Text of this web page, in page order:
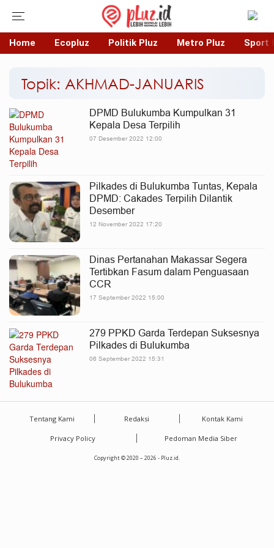
Home Ecopluz Politik Pluz Metro Pluz Sport
Topik: AKHMAD-JANUARIS
DPMD Bulukumba Kumpulkan 31
Kepala Desa Terpilih
07 Desember 2022 12:00
Pilkades di Bulukumba Tuntas, Kepala
DPMD: Cakades Terpilih Dilantik
Desember
12 November 2022 17:20
Dinas Pertanahan Makassar Segera
Tertibkan Fasum dalam Penguasaan
CCR
17 September 2022 15:00
279 PPKD Garda Terdepan Suksesnya
Pilkades di Bulukumba
06 September 2022 15:31
Tentang Kami Redaksi Kontak Kami
Privacy Policy Pedoman Media Siber
Copyright © 2020 – 2026 - Pluz.id.